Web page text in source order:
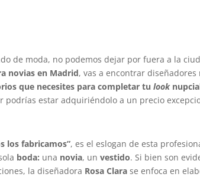
de moda, no podemos dejar por fuera a la
novias en Madrid, vas a encontrar
que necesites para completar tu look
podrías estar adquiriéndolo a un precio
los fabricamos”, es el eslogan de esta
boda: una novia, unvestido. Si bien son
la diseñadora Rosa Clara se enfoca en